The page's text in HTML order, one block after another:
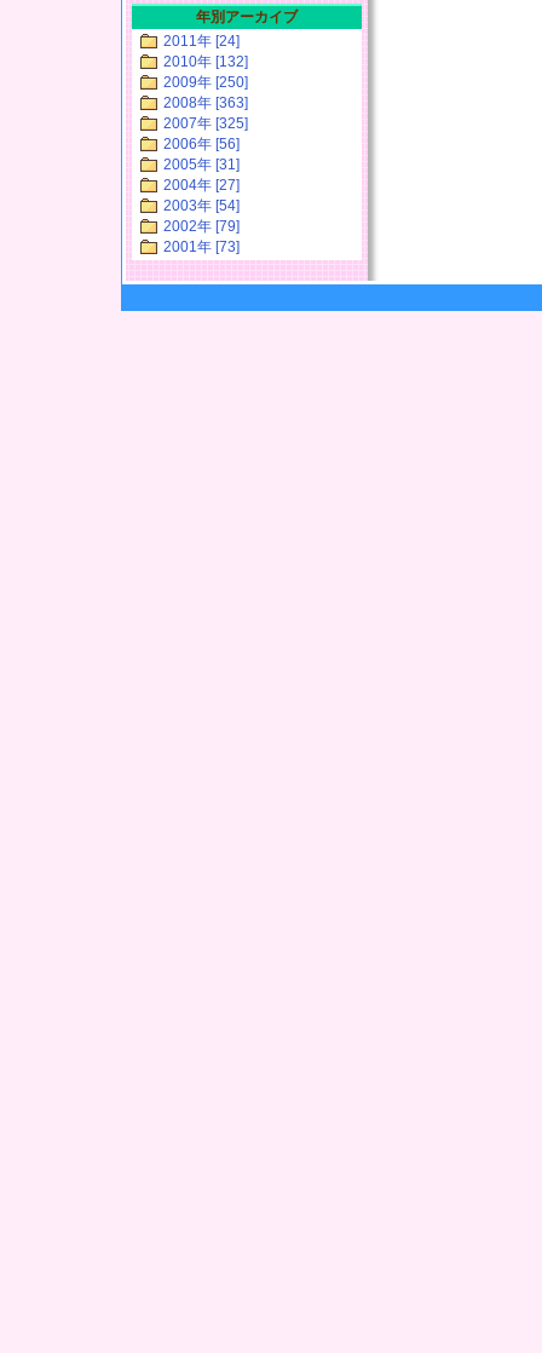
年別アーカイブ
2011年 [24]
2010年 [132]
2009年 [250]
2008年 [363]
2007年 [325]
2006年 [56]
2005年 [31]
2004年 [27]
2003年 [54]
2002年 [79]
2001年 [73]